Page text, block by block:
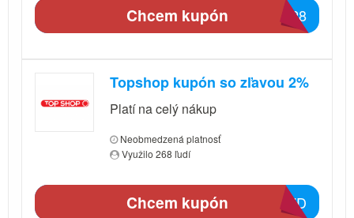
B428
Chcem kupón
Topshop kupón so zľavou 2%
Platí na celý nákup
Neobmedzená platnosť
Využilo 268 ľudí
F47D
Chcem kupón